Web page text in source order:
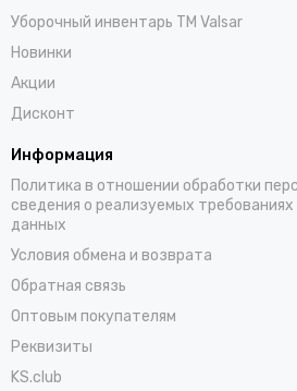
Уборочный инвентарь TM Valsar
Новинки
Акции
Дисконт
Информация
Политика в отношении обработки
сведения о реализуемых
данных
Условия обмена и возврата
Обратная связь
Оптовым покупателям
Реквизиты
KS.club